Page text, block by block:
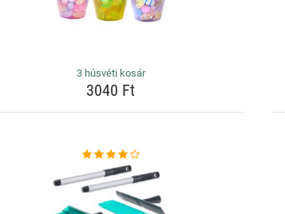
3 húsvéti kosár
3040 Ft